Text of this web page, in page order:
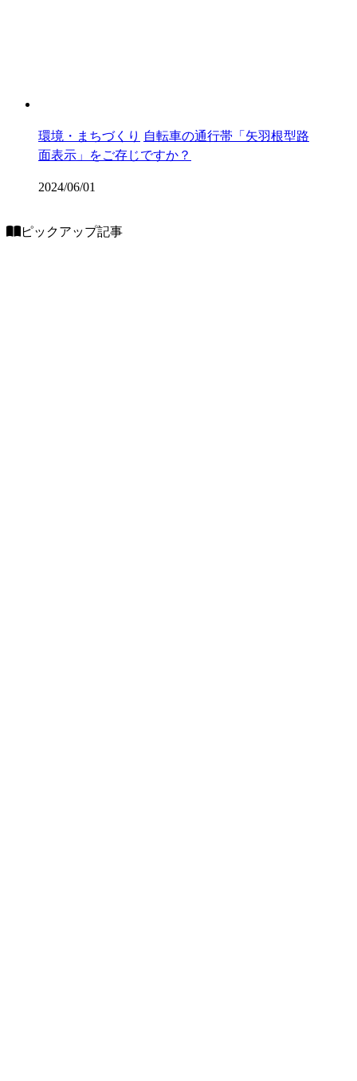
環境・まちづくり 自転車の通行帯「矢羽根型路
面表示」をご存じですか？
2024/06/01
ピックアップ記事